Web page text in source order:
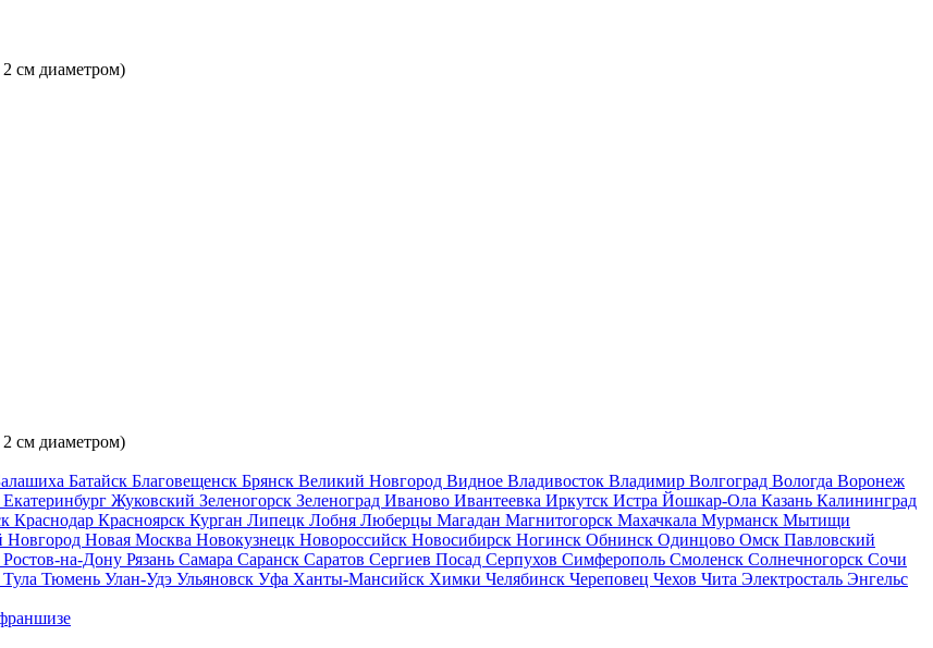
2 см диаметром)
2 см диаметром)
Батайск Благовещенск Брянск Великий Новгород Видное Владивосток Владимир Волгоград Вологда Воронеж
Екатеринбург Жуковский Зеленогорск Зеленоград Иваново Ивантеевка Иркутск Истра Йошкар-Ола Казань Калининград
Краснодар Красноярск Курган Липецк Лобня Люберцы Магадан Магнитогорск Махачкала Мурманск Мытищи
Новая Москва Новокузнецк Новороссийск Новосибирск Ногинск Обнинск Одинцово Омск Павловский
Ростов-на-Дону Рязань Самара Саранск Саратов Сергиев Посад Серпухов Симферополь Смоленск Солнечногорск Сочи
Тула Тюмень Улан-Удэ Ульяновск Уфа Ханты-Мансийск Химки Челябинск Череповец Чехов Чита Электросталь Энгельс